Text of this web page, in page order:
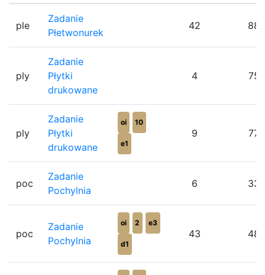
ple
Zadanie
Płetwonurek
42
ply
Zadanie
Płytki
drukowane
4
ply
Zadanie
Płytki
drukowane
oi 10
e1
9
poc
Zadanie
Pochylnia
6
poc
Zadanie
Pochylnia
oi 2 e3
d1
43